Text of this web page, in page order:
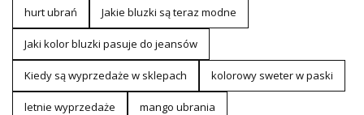
hurt ubrań Jakie bluzki są teraz modne
Jaki kolor bluzki pasuje do jeansów
Kiedy są wyprzedaże w sklepach kolorowy sweter w paski
letnie wyprzedaże mango ubrania